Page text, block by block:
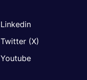
Linkedin
Twitter (X)
Youtube